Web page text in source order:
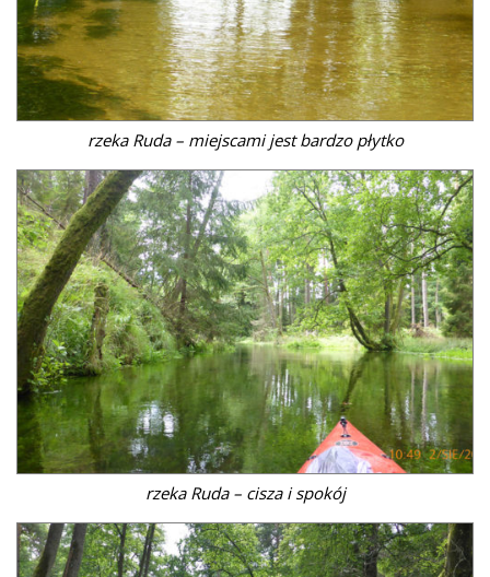
rzeka Ruda – miejscami jest bardzo płytko
rzeka Ruda – cisza i spokój